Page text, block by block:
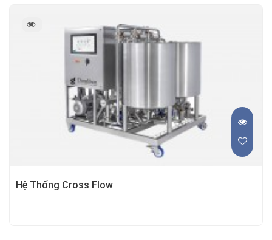
Hệ Thống Cross Flow